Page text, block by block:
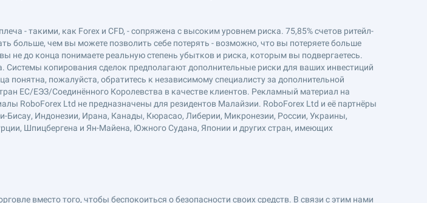
- такими, как Forex и CFD, - сопряжена с высоким уровнем риска. 75,85% счетов ритейл-
больше, чем вы можете позволить себе потерять - возможно, что вы потеряете больше
не до конца понимаете реальную степень убытков и риска, которым вы подвергаетесь.
копирования сделок предполагают дополнительные риски для ваших инвестиций
пожалуйста, обратитесь к независимому специалисту за дополнительной
ЕС/ЕЭЗ/Соединённого Королевства в качестве клиентов. Рекламный материал на
RoboForex Ltd не предназначены для резидентов Малайзии. RoboForex Ltd и её партнёры
Бисау, Индонезии, Ирана, Канады, Кюрасао, Либерии, Микронезии, России, Украины,
Шпицбергена и Ян-Майена, Южного Судана, Японии и других стран, имеющих
вместо того, чтобы беспокоиться о безопасности своих средств. В связи с этим нами